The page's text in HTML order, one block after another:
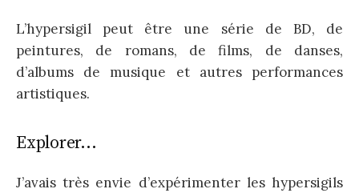
L’hypersigil peut être une série de BD, de
peintures, de romans, de films, de danses,
d’albums de musique et autres performances
artistiques.
Explorer…
J’avais très envie d’expérimenter les hypersigils